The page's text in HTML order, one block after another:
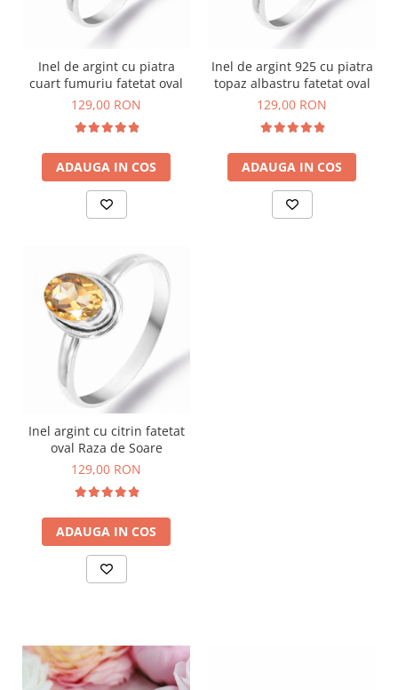
Inel de argint cu piatra
cuart fumuriu fatetat oval
129,00 RON
ADAUGA IN COS
Inel de argint 925 cu piatra
topaz albastru fatetat oval
129,00 RON
ADAUGA IN COS
Inel argint cu citrin fatetat
oval Raza de Soare
129,00 RON
ADAUGA IN COS